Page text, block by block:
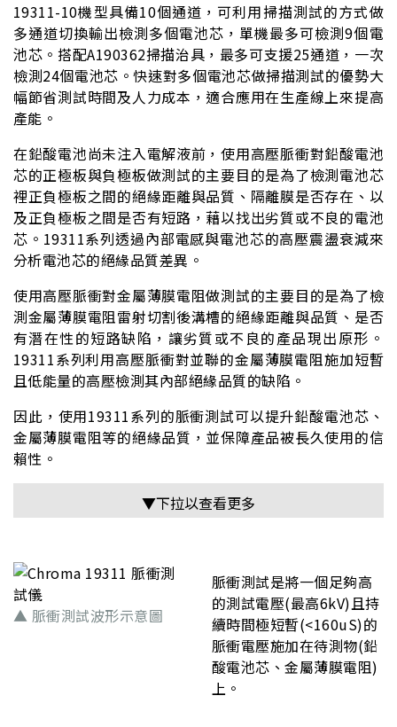
19311-10機型具備10個通道，可利用掃描測試的方式做
多通道切換輸出檢測多個電池芯，單機最多可檢測9個電
池芯。搭配A190362掃描治具，最多可支援25通道，一次
檢測24個電池芯。快速對多個電池芯做掃描測試的優勢大
幅節省測試時間及人力成本，適合應用在生產線上來提高
產能。
在鉛酸電池尚未注入電解液前，使用高壓脈衝對鉛酸電池
芯的正極板與負極板做測試的主要目的是為了檢測電池芯
裡正負極板之間的絕緣距離與品質、隔離膜是否存在、以
及正負極板之間是否有短路，藉以找出劣質或不良的電池
芯。19311系列透過內部電感與電池芯的高壓震盪衰減來
分析電池芯的絕緣品質差異。
使用高壓脈衝對金屬薄膜電阻做測試的主要目的是為了檢
測金屬薄膜電阻雷射切割後溝槽的絕緣距離與品質、是否
有潛在性的短路缺陷，讓劣質或不良的產品現出原形。
19311系列利用高壓脈衝對並聯的金屬薄膜電阻施加短暫
且低能量的高壓檢測其內部絕緣品質的缺陷。
因此，使用19311系列的脈衝測試可以提升鉛酸電池芯、
金屬薄膜電阻等的絕緣品質，並保障產品被長久使用的信
賴性。
▼下拉以查看更多
▲ 脈衝測試波形示意圖
脈衝測試是將一個足夠高
的測試電壓(最高6kV)且持
續時間極短暫(<160uS)的
脈衝電壓施加在待測物(鉛
酸電池芯、金屬薄膜電阻)
上。